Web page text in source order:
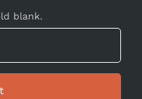
blank.